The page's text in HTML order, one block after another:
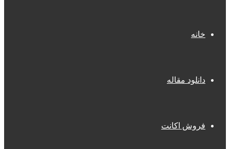
خانه
دانلود مقاله
فروش اکانت